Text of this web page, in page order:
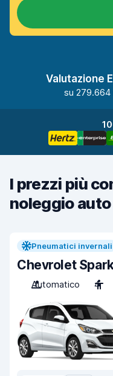
Valutazione
su 279.664
I prezzi più
noleggio auto
Pneumatici invernali
Chevrolet
Automatico
4